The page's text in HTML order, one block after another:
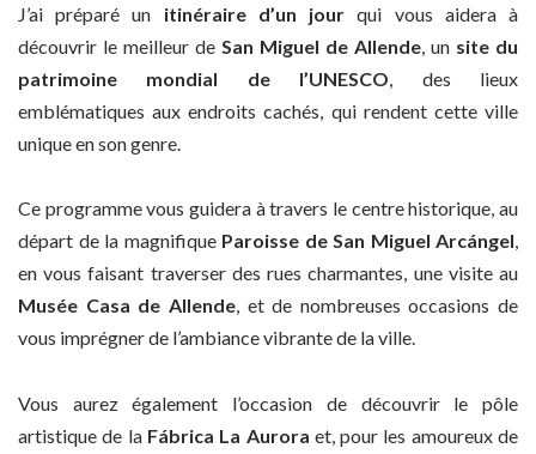
J’ai préparé un itinéraire d’un jour qui vous aidera à
découvrir le meilleur de San Miguel de Allende , un site du
patrimoine mondial de l’UNESCO , des lieux
emblématiques aux endroits cachés, qui rendent cette ville
unique en son genre.
Ce programme vous guidera à travers le centre historique, au
départ de la magnifique Paroisse de San Miguel Arcángel,
en vous faisant traverser des rues charmantes, une visite au
Musée Casa de Allende, et de nombreuses occasions de
vous imprégner de l’ambiance vibrante de la ville.
Vous aurez également l’occasion de découvrir le pôle
artistique de la Fábrica La Aurora et, pour les amoureux de